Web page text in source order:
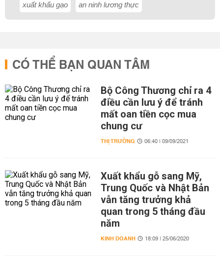
xuất khẩu gạo an ninh lương thực
CÓ THỂ BẠN QUAN TÂM
Bộ Công Thương chỉ ra 4
điều cần lưu ý để tránh
mất oan tiền cọc mua
chung cư
THỊ TRƯỜNG 06:40 | 09/09/2021
Xuất khẩu gỗ sang Mỹ,
Trung Quốc và Nhật Bản
vẫn tăng trưởng khả
quan trong 5 tháng đầu
năm
KINH DOANH 18:09 | 25/06/2020